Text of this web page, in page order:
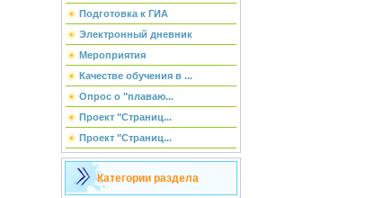
Подготовка к ГИА
Электронный дневник
Мероприятия
Качестве обучения в ...
Опрос о "плаваю...
Проект "Страниц...
Проект "Страниц...
Категории раздела